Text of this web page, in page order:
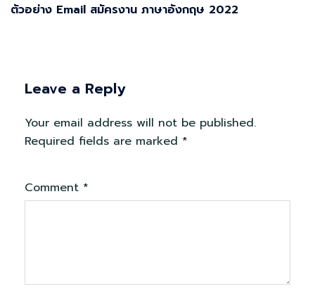
ตัวอย่าง Email สมัครงาน ภาษาอังกฤษ 2022
Leave a Reply
Your email address will not be published.
Required fields are marked *
Comment *